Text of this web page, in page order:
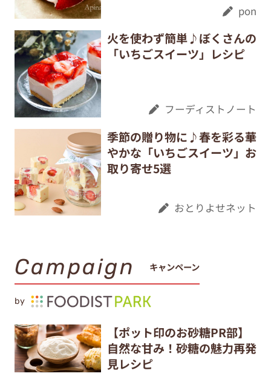
pon
火を使わず簡単♪ぼくさんの
「いちごスイーツ」レシピ
フーディストノート
季節の贈り物に♪春を彩る華
やかな「いちごスイーツ」お
取り寄せ5選
おとりよせネット
Campaign キャンペーン
by
【ポット印のお砂糖PR部】
自然な甘み！砂糖の魅力再発
見レシピ